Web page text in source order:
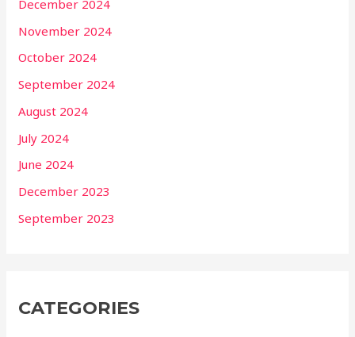
December 2024
November 2024
October 2024
September 2024
August 2024
July 2024
June 2024
December 2023
September 2023
CATEGORIES